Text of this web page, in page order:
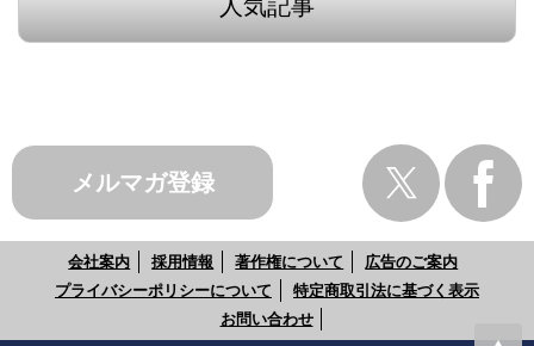
人気記事
メルマガ登録
会社案内 採用情報 著作権について
広告のご案内
プライバシーポリシーについて
特定商取引法に基づく表示
お問い合わせ